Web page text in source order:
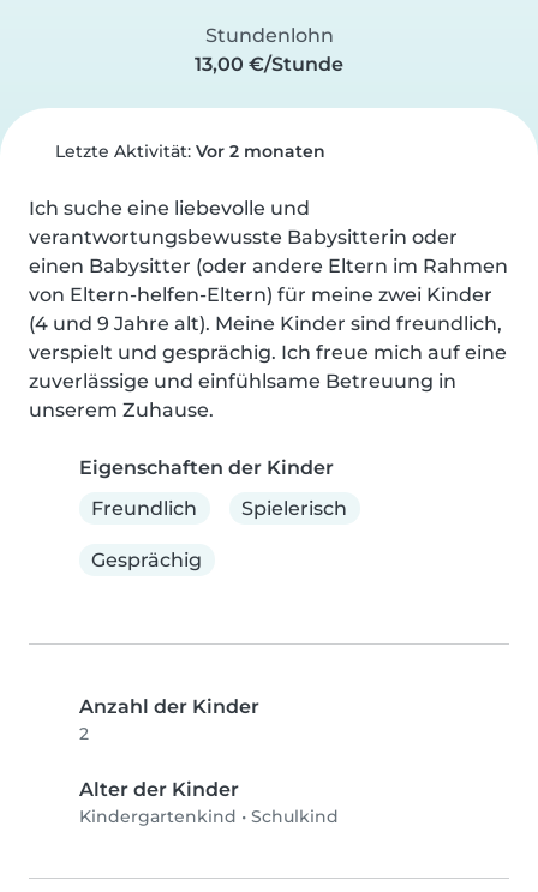
Stundenlohn
13,00 €/Stunde
Letzte Aktivität: Vor 2 monaten
Ich suche eine liebevolle und
verantwortungsbewusste Babysitterin oder
einen Babysitter (oder andere Eltern im Rahmen
von Eltern-helfen-Eltern) für meine zwei Kinder
(4 und 9 Jahre alt). Meine Kinder sind freundlich,
verspielt und gesprächig. Ich freue mich auf eine
zuverlässige und einfühlsame Betreuung in
unserem Zuhause.
Eigenschaften der Kinder
Freundlich
Spielerisch
Gesprächig
Anzahl der Kinder
2
Alter der Kinder
Kindergartenkind • Schulkind